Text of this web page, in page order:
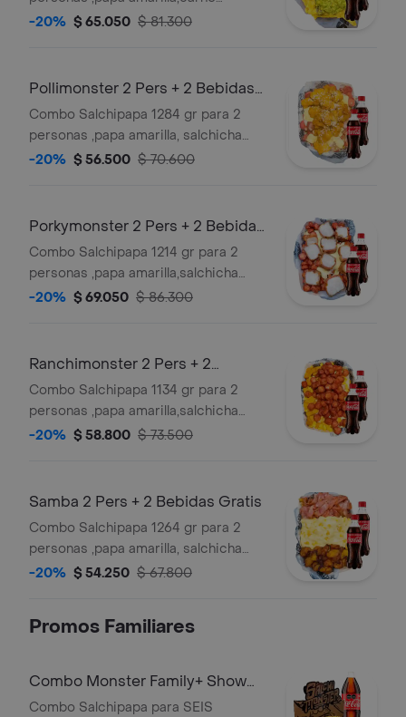
desmechada en salsa bbq
verde,ajo,bbq honey + 2 bebidas 250
-20% $ 65.050 $ 81.300
Pollimonster 2 Pers + 2 Bebidas
Gratis
Combo Salchipapa 1284 gr para 2
personas ,papa amarilla, salchicha
premium , queso gratinado, pollo
ml gratis
-20% $ 56.500 $ 70.600
Porkymonster 2 Pers + 2 Bebidas
Gratis
Combo Salchipapa 1214 gr para 2
personas ,papa amarilla,salchicha
premium,queso gratinado,trozos de
+ 2 bebidas 250 ml gratis
-20% $ 69.050 $ 86.300
Ranchimonster 2 Pers + 2
Bebidas Gratis
Combo Salchipapa 1134 gr para 2
personas ,papa amarilla,salchicha
ranchera,queso gratinado,maicitos, y
-20% $ 58.800 $ 73.500
Samba 2 Pers + 2 Bebidas Gratis
Combo Salchipapa 1264 gr para 2
personas ,papa amarilla, salchicha
premium , queso gratinado,
bebidas 250 ml gratis
-20% $ 54.250 $ 67.800
Promos Familiares
Combo Monster Family+ Show
De Queso + Gaseosa 1,5 Lts
Combo Salchipapa para SEIS